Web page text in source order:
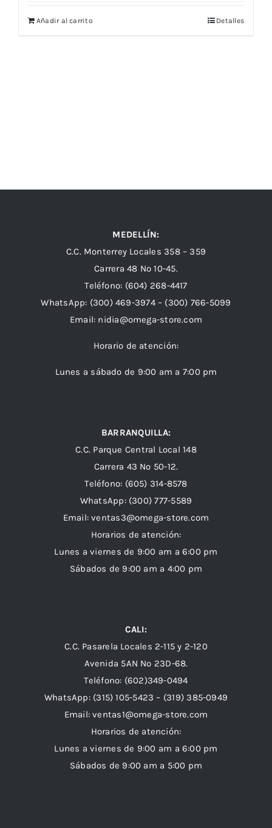
Añadir al carrito Detalles
MEDELLÍN:
C.C. Monterrey Locales 358 – 359
Carrera 48 Nº 10-45.
Teléfono: (604) 268-4417
WhatsApp: (300) 469-3974 – (300) 766-5099
Email: nidia@omega-store.com
Horario de atención:
Lunes a sábado de 9:00 am a 7:00 pm
BARRANQUILLA:
C.C. Parque Central Local 148
Carrera 43 Nº 50-12.
Teléfono: (605) 314-8578
WhatsApp: (300) 777-5589
Email: ventas3@omega-store.com
Horarios de atención:
Lunes a viernes de 9:00 am a 6:00 pm
Sábados de 9:00 am a 4:00 pm
CALI:
C.C. Pasarela Locales 2-115 y 2-120
Avenida 5AN Nº 23D-68.
Teléfono: (602)349-0494
WhatsApp: (315) 105-5423 – (319) 385-0949
Email:ventas1@omega-store.com
Horarios de atención:
Lunes a viernes de 9:00 am a 6:00 pm
Sábados de 9:00 am a 5:00 pm